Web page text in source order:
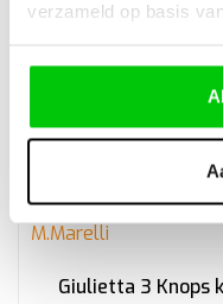
verzameld op basis
Giulietta 3 Knops